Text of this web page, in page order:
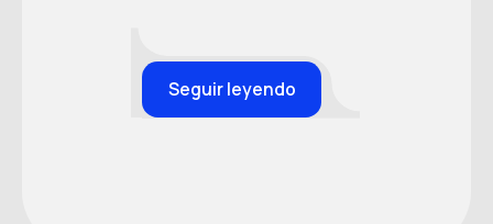
Seguir leyendo